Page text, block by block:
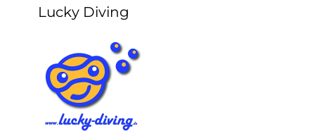
Lucky Diving